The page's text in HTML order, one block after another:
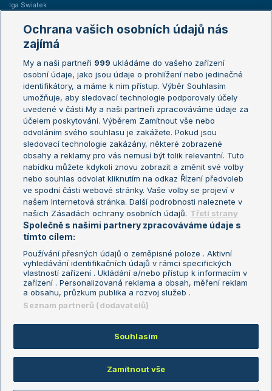
Iga Swiatek
Žebříčky
Žebříček ATP (muži)
Žebříček WTA (ženy)
Sázkařský žebříček
Australian Open
French Open
Wimbledon
US Open
Turnaj mistrů
Turnaj mistryň
Aktualní trendy
Fotbalové přestupy
Livesport Daily
LS Prague Open
Podmínky užití
Nastavení soukromí
GDPR a žurnalistika
Reklama
Kontakt
Informace o zpracování osobních
údajů
Copyright © 2008-2026 TenisPortal.cz. Využíváme zpravodajství ČTK.
Ochrana vašich osobních údajů nás
zajímá
My a naši partneři 999 ukládáme do vašeho zařízení
osobní údaje, jako jsou údaje o prohlížení nebo jedinečné
identifikátory, a máme k nim přístup. Výběr Souhlasím
umožňuje, aby sledovací technologie podporovaly účely
uvedené v části My a naši partneři zpracováváme údaje za
účelem poskytování. Výběrem Zamítnout vše nebo
odvoláním svého souhlasu je zakážete. Pokud jsou
sledovací technologie zakázány, některé zobrazené
obsahy a reklamy pro vás nemusí být tolik relevantní. Tuto
nabídku můžete kdykoli znovu zobrazit a změnit své volby
nebo souhlas odvolat kliknutím na odkaz Řízení předvoleb
ve spodní části webové stránky. Vaše volby se projeví v
našem Internetová stránka. Další podrobnosti naleznete v
našich Zásadách ochrany osobních údajů. Třetí strany
Společně s našimi partnery zpracováváme údaje s
tímto cílem:
Používání přesných údajů o zeměpisné poloze . Aktivní
vyhledávání identifikačních údajů v rámci specifických
vlastností zařízení . Ukládání a/nebo přístup k informacím v
zařízení . Personalizovaná reklama a obsah, měření reklam
a obsahu, průzkum publika a rozvoj služeb .
Seznam partnerů (dodavatelů)
Souhlasím
Zamítnout vše